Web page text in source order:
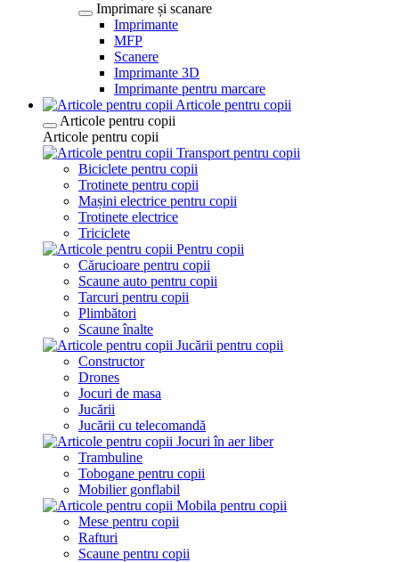
Imprimare și scanare
Imprimante
MFP
Scanere
Imprimante 3D
Imprimante pentru marcare
Articole pentru copii
Articole pentru copii
Articole pentru copii
Transport pentru copii
Biciclete pentru copii
Trotinete pentru copii
Mașini electrice pentru copii
Trotinete electrice
Triciclete
Pentru copii
Cărucioare pentru copii
Scaune auto pentru copii
Tarcuri pentru copii
Plimbători
Scaune înalte
Jucării pentru copii
Constructor
Drones
Jocuri de masa
Jucării
Jucării cu telecomandă
Jocuri în aer liber
Trambuline
Tobogane pentru copii
Mobilier gonflabil
Mobila pentru copii
Mese pentru copii
Rafturi
Scaune pentru copii